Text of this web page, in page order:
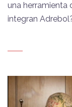
una herramienta
integran